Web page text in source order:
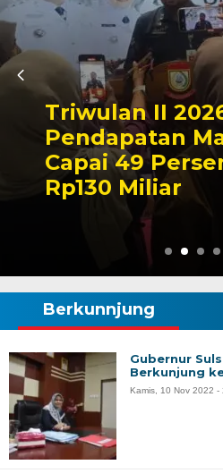
Kapolres
Makam La
Tegaskan
Mengabdi
Wajo
Berkunnjung
Gubernur
Berkunjung
Kamis, 10 Nov 2022 -